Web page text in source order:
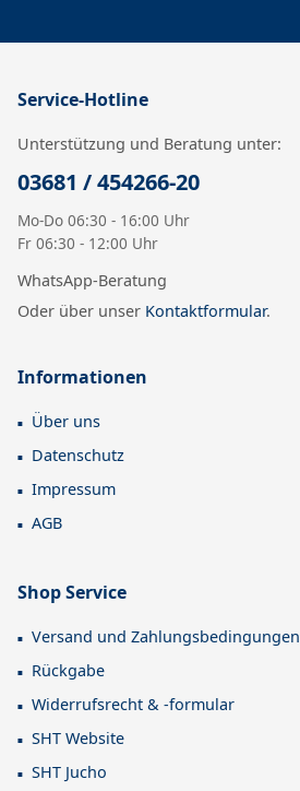
Service-Hotline
Unterstützung und Beratung unter:
03681 / 454266-20
Mo-Do 06:30 - 16:00 Uhr
Fr 06:30 - 12:00 Uhr
WhatsApp-Beratung
Oder über unser Kontaktformular.
Informationen
Über uns
Datenschutz
Impressum
AGB
Shop Service
Versand und Zahlungsbedingungen
Rückgabe
Widerrufsrecht & -formular
SHT Website
SHT Jucho